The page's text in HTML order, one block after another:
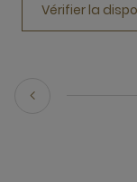
Vérifier la